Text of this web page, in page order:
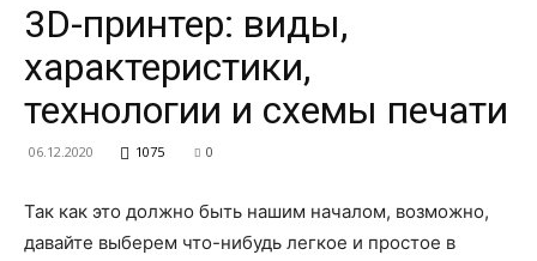
и
3D-принтер: виды,
характеристики,
технологии и схемы печати
06.12.2020 1075 0
Так как это должно быть нашим началом, возможно,
давайте выберем что-нибудь легкое и простое в